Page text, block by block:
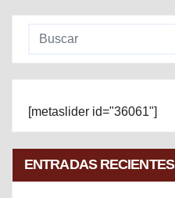
[metaslider id="36061"]
ENTRADAS RECIENTES